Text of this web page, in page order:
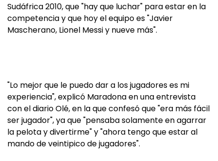
Sudáfrica 2010, que "hay que luchar" para estar en la
competencia y que hoy el equipo es "Javier
Mascherano, Lionel Messi y nueve más".
"Lo mejor que le puedo dar a los jugadores es mi
experiencia", explicó Maradona en una entrevista
con el diario Olé, en la que confesó que "era más fácil
ser jugador", ya que "pensaba solamente en agarrar
la pelota y divertirme" y "ahora tengo que estar al
mando de veintipico de jugadores".